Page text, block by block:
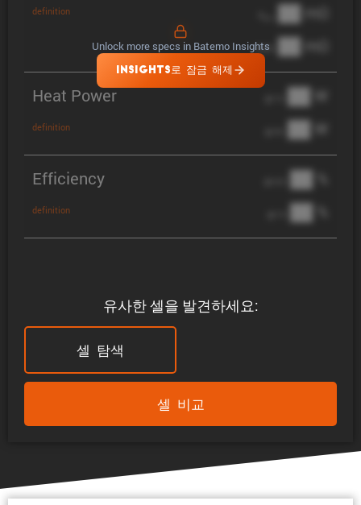
유사한 셀을 발견하세요:
셀 탐색
셀 비교
definition ██ mΩ
DCIR ██ mΩ
Heat Power
definition
██ W
██ W
Efficiency
definition
██ %
██ %
Unlock more specs in Batemo Insights
INSIGHTS로 잠금 해제